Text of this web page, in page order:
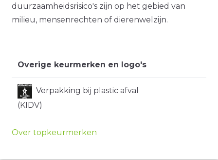
duurzaamheidsrisico's zijn op het gebied van
milieu, mensenrechten of dierenwelzijn.
Overige keurmerken en logo's
Verpakking bij plastic afval
(KIDV)
Over topkeurmerken